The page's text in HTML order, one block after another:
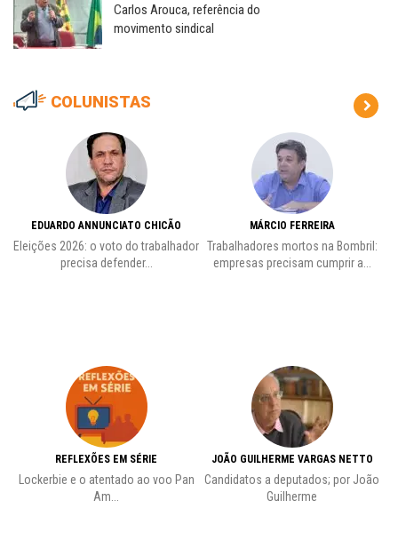
Carlos Arouca, referência do
movimento sindical
COLUNISTAS
EDUARDO ANNUNCIATO CHICÃO
Eleições 2026: o voto do trabalhador
precisa defender...
REFLEXÕES EM SÉRIE
Lockerbie e o atentado ao voo Pan
Am...
MÁRCIO FERREIRA
Trabalhadores mortos na Bombril:
empresas precisam cumprir a...
JOÃO GUILHERME VARGAS NETTO
Candidatos a deputados; por João
Guilherme